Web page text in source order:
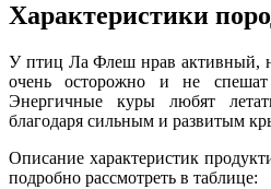
Характеристики
У птиц Ла Флеш нрав активный,
очень осторожно и не спешат
Энергичные куры любят
благодаря сильным и развитым
Описание характеристик
подробно рассмотреть в таблице: